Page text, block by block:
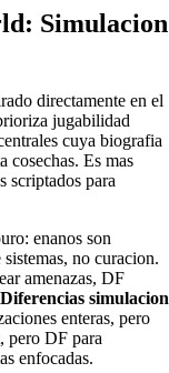
Simulacion
directamente en el
jugabilidad
cuya biografia
cosechas. Es mas
scriptados para
enanos son
no curacion.
amenazas, DF
Diferencias simulacion
enteras, pero
pero DF para
enfocadas.